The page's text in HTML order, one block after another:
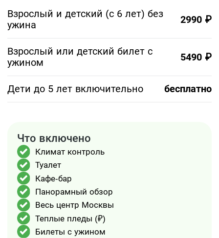
изысканный ужин в роскошной обстановке. Гости
с комфортом на палубах теплохода смогут по
от нашего шеф-повара. Каждый сможет выбрать
блюда и напитки на свой вкус! А
высококвалифицированный персонал удивит
гостей в конце прогулки: к моменту начала салюта
теплоход достигнет идеальной локации для
незабываемый безупречный праздничный вечер в
кругу родных и близких.
Взрослый и детский (с 6 лет) без
ужина
2990 ₽
Взрослый или детский билет с
ужином
5490 ₽
Дети до 5 лет включительно бесплатно
Что включено
Климат контроль
Туалет
Кафе-бар
Панорамный обзор
Весь центр Москвы
Теплые пледы (₽)
Билеты с ужином